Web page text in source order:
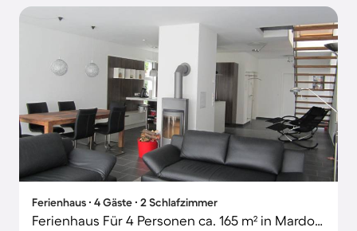
Ferienhaus ∙ 4 Gäste ∙ 2 Schlafzimmer
Ferienhaus Für 4 Personen ca. 165 m² in Mardorf, Niedersachsen (Steinhuder Meer)